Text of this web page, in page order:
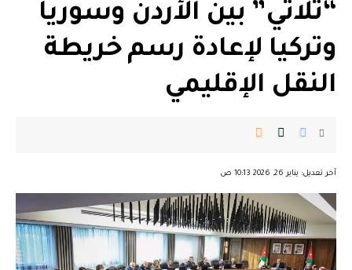
“ثلاثي” بين الأردن وسوريا
وتركيا لإعادة رسم خريطة
النقل الإقليمي
آخر تعديل: يناير 26, 2026 10:13 ص